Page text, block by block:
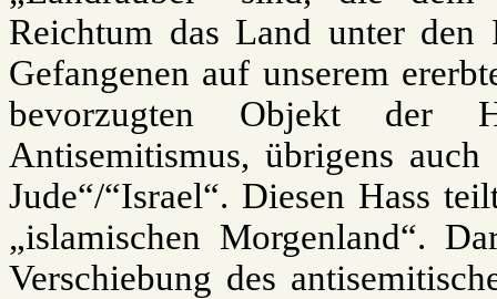
Reichtum das Land unter den
Gefangenen auf unserem
bevorzugten Objekt der
Antisemitismus, übrigens
Jude“/“Israel“. Diesen Hass
„islamischen Morgenland“.
Verschiebung des